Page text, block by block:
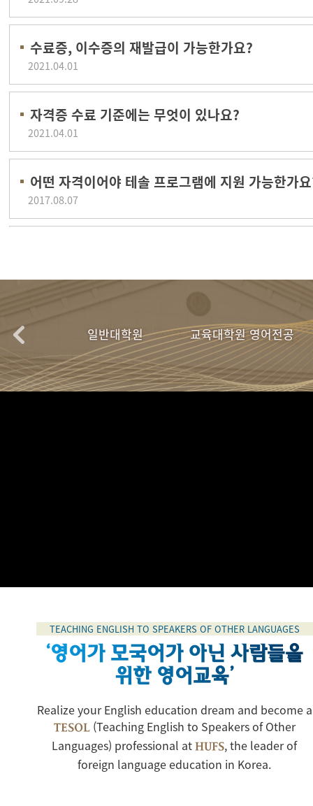
수료증, 이수증의 재발급이 가능한가요?
2021.04.01
자격증 수료 기준에는 무엇이 있나요?
2021.04.01
어떤 자격이어야 테솔 프로그램에 지원 가능한가
2017.08.07
일반대학원
TESOL학과
교육대학원 영어전공
TEACHING ENGLISH TO SPEAKERS OF OTHER LANGUAGES
‘영어가 모국어가 아닌 사람들을
위한 영어교육’
Realize your English education dream and become a
TESOL (Teaching English to Speakers of Other
Languages) professional atHUFS, the leader of
foreign language education in Korea.